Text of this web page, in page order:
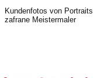
Kundenfotos von Portraits
zafrane Meistermaler